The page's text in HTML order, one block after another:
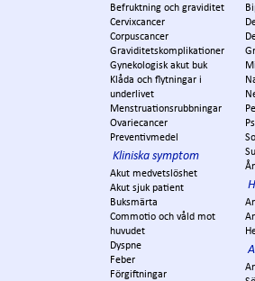
Befruktning och graviditet
Cervixcancer
Corpuscancer
Graviditetskomplikationer
Gynekologisk akut buk
Klåda och flytningar i
underlivet
Menstruationsrubbningar
Ovariecancer
Preventivmedel
Kliniska symptom
Akut medvetslöshet
Akut sjuk patient
Buksmärta
Commotio och våld mot
huvudet
Dyspne
Feber
Förgiftningar